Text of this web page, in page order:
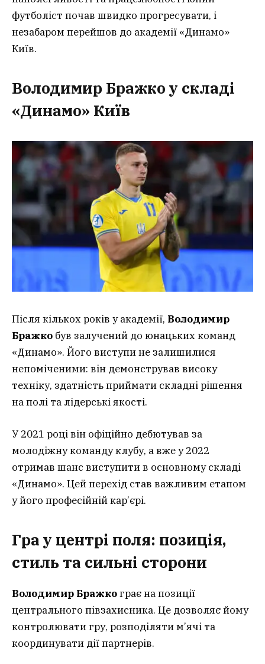
футболіст почав швидко прогресувати, і
незабаром перейшов до академії «Динамо»
Київ.
Володимир Бражко у складі
«Динамо» Київ
Після кількох років у академії, Володимир
Бражко був залучений до юнацьких команд
«Динамо». Його виступи не залишилися
непоміченими: він демонстрував високу
техніку, здатність приймати складні рішення
на полі та лідерські якості.
У 2021 році він офіційно дебютував за
молодіжну команду клубу, а вже у 2022
отримав шанс виступити в основному складі
«Динамо». Цей перехід став важливим етапом
у його професійній кар’єрі.
Гра у центрі поля: позиція,
стиль та сильні сторони
Володимир Бражкограє на позиції
центрального півзахисника. Це дозволяє йому
контролювати гру, розподіляти м’ячі та
координувати дії партнерів.